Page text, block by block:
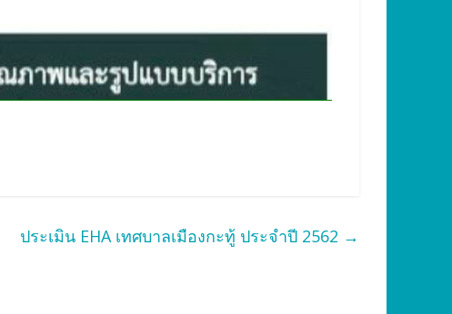
ประเมิน EHA เทศบาลเมืองกะทู้ ประจำปี 2562 →